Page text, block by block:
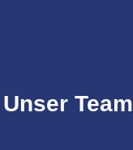
Unser Team